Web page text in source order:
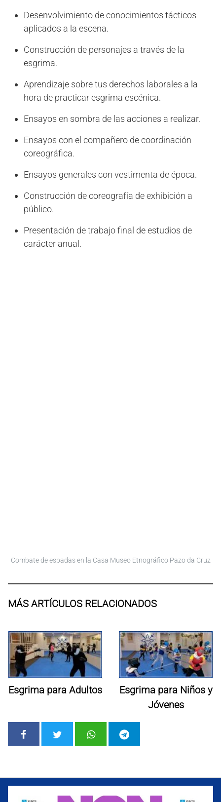
Desenvolvimiento de conocimientos tácticos
aplicados a la escena.
Construcción de personajes a través de la
esgrima.
Aprendizaje sobre tus derechos laborales a la
hora de practicar esgrima escénica.
Ensayos en sombra de las acciones a realizar.
Ensayos con el compañero de coordinación
coreográfica.
Ensayos generales con vestimenta de época.
Construcción de coreografía de exhibición a
público.
Presentación de trabajo final de estudios de
carácter anual.
Combate de espadas en la Casa Museo Etnográfico Pazo da Cruz
MÁS ARTÍCULOS RELACIONADOS
Esgrima para Adultos
Esgrima para Niños y
Jóvenes